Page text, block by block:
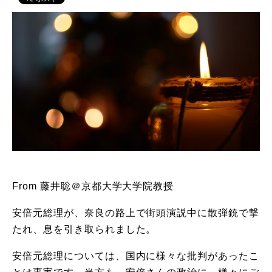
From 藤井聡＠京都大学大学院教授
安倍元総理が、奈良の路上で街頭演説中に散弾銃で撃
たれ、息を引き取られました。
安倍元総理については、国内に様々な批判があったこ